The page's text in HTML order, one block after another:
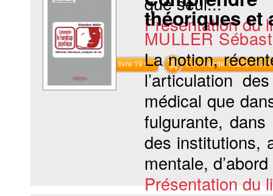
Présentation du
Commander le livre 19 € Commander l'Ebook 9.4 €
théoriques et
MULLER
La notion,
l’articulation
médical que
fulgurante,
des institutions,
mentale,
Présentation du